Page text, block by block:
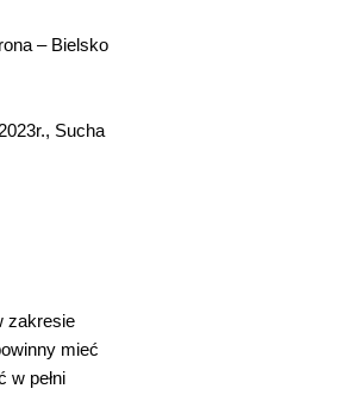
– Bielsko
Sucha
zakresie
mieć
w pełni